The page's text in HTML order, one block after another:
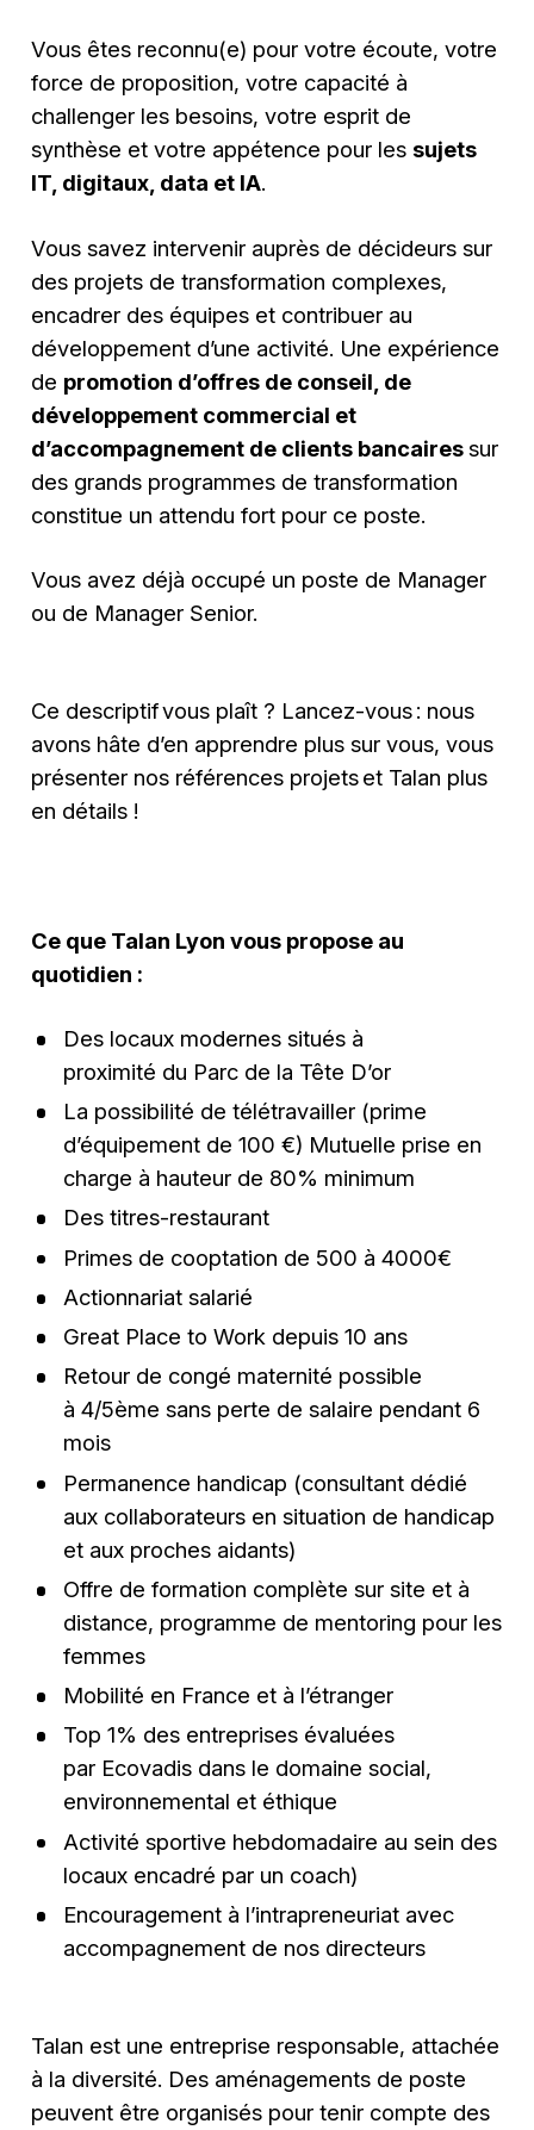
Vous êtes reconnu(e) pour votre écoute, votre
force de proposition, votre capacité à
challenger les besoins, votre esprit de
synthèse et votre appétence pour les sujets
IT, digitaux, data et IA.
Vous savez intervenir auprès de décideurs sur
des projets de transformation complexes,
encadrer des équipes et contribuer au
développement d’une activité. Une expérience
de promotion d’offres de conseil, de
développement commercial et
d’accompagnement de clients bancairessur
des grands programmes de transformation
constitue un attendu fort pour ce poste.
Vous avez déjà occupé un poste de Manager
ou de Manager Senior.
Ce descriptif vous plaît ? Lancez-vous : nous
avons hâte d’en apprendre plus sur vous, vous
présenter nos références projets et Talan plus
en détails !
Ce que Talan Lyon vous propose au
quotidien :
Des locaux modernes situés à
proximité du Parc de la Tête D’or
La possibilité de télétravailler (prime
d’équipement de 100 €) Mutuelle prise en
charge à hauteur de 80% minimum
Des titres-restaurant
Primes de cooptation de 500 à 4000€
Actionnariat salarié
Great Place to Work depuis 10 ans
Retour de congé maternité possible
à 4/5ème sans perte de salaire pendant 6
mois
Permanence handicap (consultant dédié
aux collaborateurs en situation de handicap
et aux proches aidants)
Offre de formation complète sur site et à
distance, programme de mentoring pour les
femmes
Mobilité en France et à l’étranger
Top 1% des entreprises évaluées
par Ecovadis dans le domaine social,
environnemental et éthique
Activité sportive hebdomadaire au sein des
locaux encadré par un coach)
Encouragement à l’intrapreneuriat avec
accompagnement de nos directeurs
Talan est une entreprise responsable, attachée
à la diversité. Des aménagements de poste
peuvent être organisés pour tenir compte des